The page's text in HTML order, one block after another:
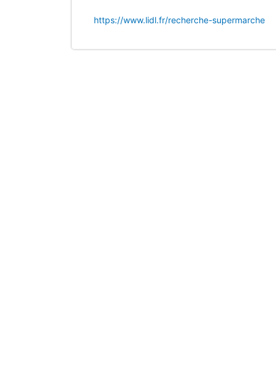
https://www.lidl.fr/recherche-supermarche